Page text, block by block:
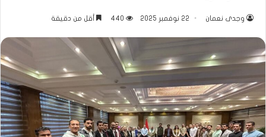
وجدى نعمان 22 نوفمبر 2025 440 أقل من دقيقة